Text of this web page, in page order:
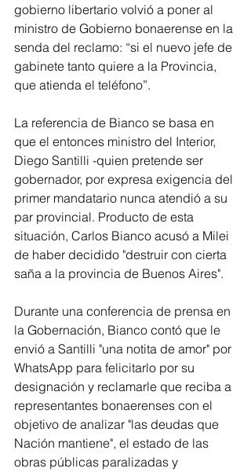
gobierno libertario volvió a poner al
ministro de Gobierno bonaerense en la
senda del reclamo: “si el nuevo jefe de
gabinete tanto quiere a la Provincia,
que atienda el teléfono”.
La referencia de Bianco se basa en
que el entonces ministro del Interior,
Diego Santilli -quien pretende ser
gobernador, por expresa exigencia del
primer mandatario nunca atendió a su
par provincial. Producto de esta
situación, Carlos Bianco acusó a Milei
de haber decidido "destruir con cierta
saña a la provincia de Buenos Aires".
Durante una conferencia de prensa en
la Gobernación, Bianco contó que le
envió a Santilli "una notita de amor" por
WhatsApp para felicitarlo por su
designación y reclamarle que reciba a
representantes bonaerenses con el
objetivo de analizar "las deudas que
Nación mantiene", el estado de las
obras públicas paralizadas y